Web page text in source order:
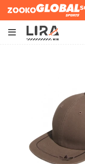
Zooko Global Sports
